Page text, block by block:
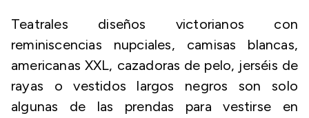
Teatrales diseños victorianos con
reminiscencias nupciales, camisas blancas,
americanas XXL, cazadoras de pelo, jerséis de
rayas o vestidos largos negros son solo
algunas de las prendas para vestirse en